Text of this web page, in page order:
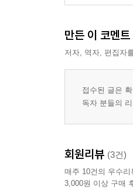
만든 이 코멘트
저자, 역자, 편집자
접수된 글은
독자 분들의
회원리뷰 (3건)
매주 10건의 우수
3,000원 이상 구매